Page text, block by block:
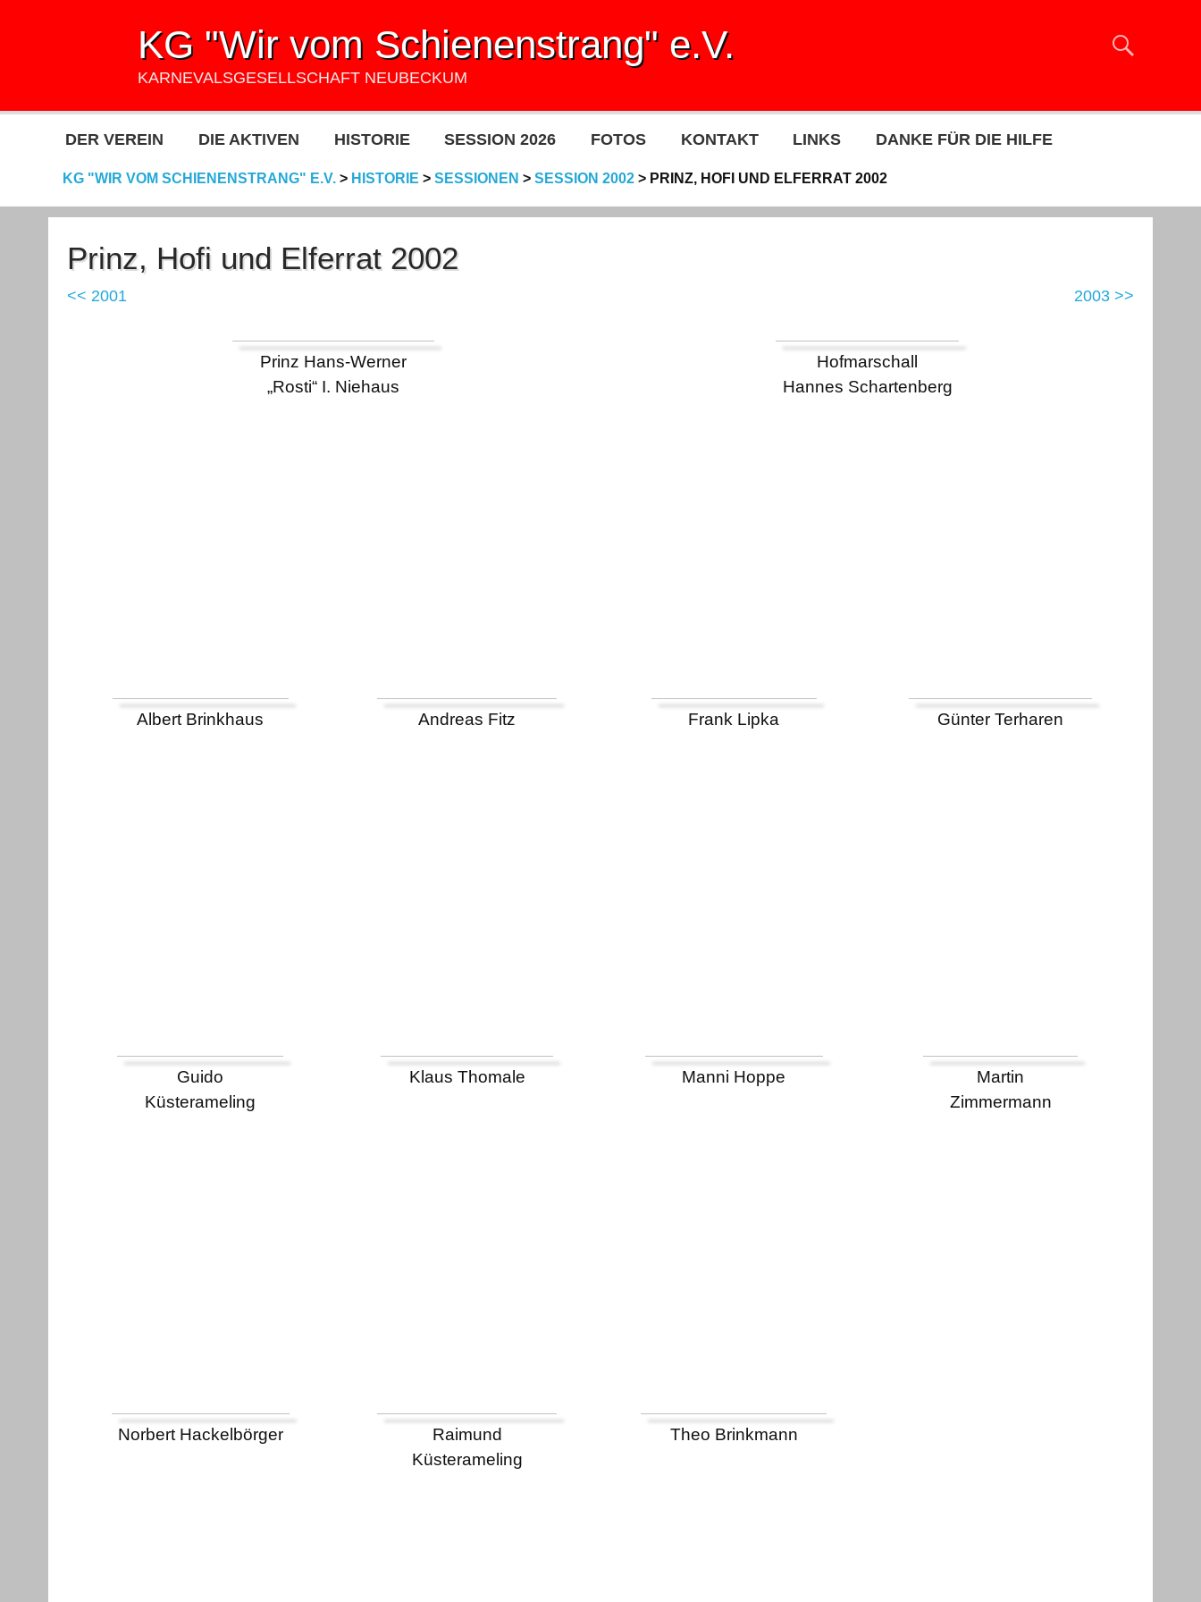
KG "Wir vom Schienenstrang" e.V.
KARNEVALSGESELLSCHAFT NEUBECKUM
DER VEREIN DIE AKTIVEN HISTORIE SESSION 2026 FOTOS KONTAKT LINKS DANKE FÜR DIE HILFE
KG "WIR VOM SCHIENENSTRANG" E.V.> HISTORIE > SESSIONEN > SESSION 2002> PRINZ, HOFI UND ELFERRAT 2002
Prinz, Hofi und Elferrat 2002
<< 2001 2003 >>
Prinz Hans-Werner
„Rosti“ I. Niehaus
Hofmarschall
Hannes Schartenberg
Albert Brinkhaus Andreas Fitz Frank Lipka Günter Terharen
Guido
Küsterameling
Klaus Thomale Manni Hoppe
Martin
Zimmermann
Norbert Hackelbörger
Raimund
Küsterameling
Theo Brinkmann